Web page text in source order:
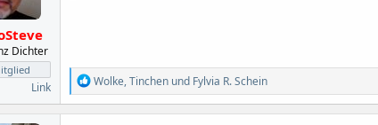
Dichter
Link
R
e
a
Wolke,Tinchen und Fylvia R. Schein